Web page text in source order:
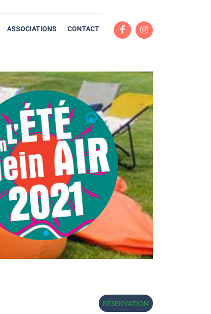
ASSOCIATIONS CONTACT
RÉSERVATION